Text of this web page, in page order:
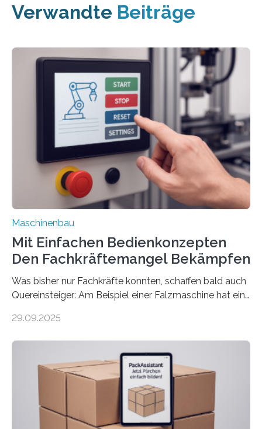
Verwandte Beiträge
Maschinenbau
Mit Einfachen Bedienkonzepten
Den Fachkräftemangel Bekämpfen
Was bisher nur Fachkräfte konnten, schaffen bald auch
Quereinsteiger: Am Beispiel einer Falzmaschine hat ein
Mensch-Maschine-Schnittstelle so sehr vereinfacht,
Die zugrunde liegende Methodik lässt sich auf alle
anderen Maschinen übertragen. Eine Falzmaschine
umzurüsten ist ein Job für echte Profis. Eine solche
Maschine faltet in Druckereien Broschüren, Prospekte,
Landkarten und vieles mehr – mehrere Zehntausend
Exemplare pro Stunde. Je nach Maschinentyp und
29.09.2025